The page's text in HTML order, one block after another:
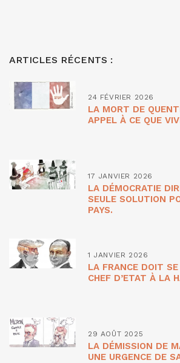
ARTICLES RÉCENTS :
24 FÉVRIER 2026
LA MORT DE
APPEL À CE QUE
17 JANVIER 2026
LA DÉMOCRATIE
SEULE SOLUTION
PAYS.
1 JANVIER 2026
LA FRANCE DOIT
CHEF D’ETAT À LA
29 AOÛT 2025
LA DÉMISSION DE
UNE URGENCE DE